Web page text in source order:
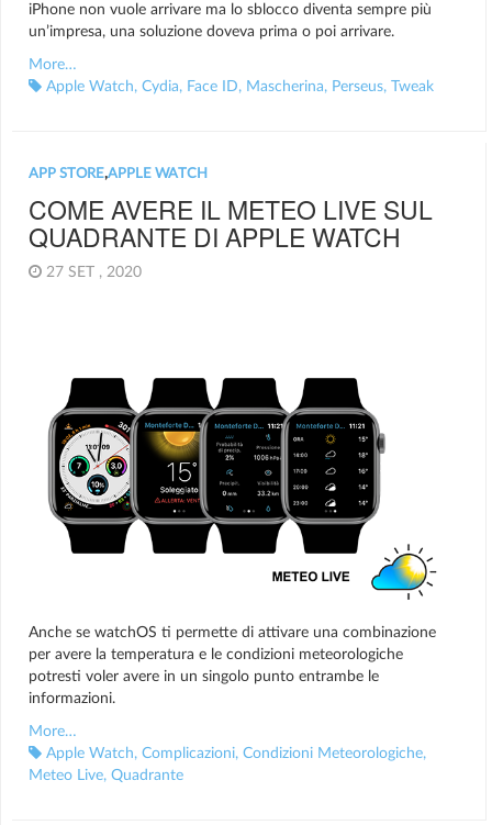
iPhone non vuole arrivare ma lo sblocco diventa sempre più
un’impresa, una soluzione doveva prima o poi arrivare.
More…
Apple Watch, Cydia, Face ID, Mascherina, Perseus, Tweak
APP STORE,APPLE WATCH
COME AVERE IL METEO LIVE SUL
QUADRANTE DI APPLE WATCH
27 SET , 2020
Anche se watchOS ti permette di attivare una combinazione
per avere la temperatura e le condizioni meteorologiche
potresti voler avere in un singolo punto entrambe le
informazioni.
More…
Apple Watch, Complicazioni, Condizioni Meteorologiche,
Meteo Live, Quadrante